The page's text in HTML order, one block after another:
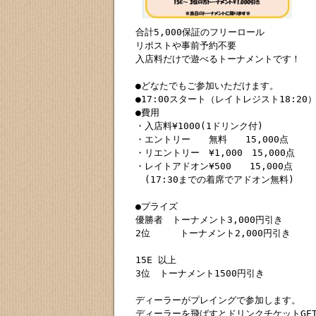
合計5,000保証のフリーロール
リポストや事前予約不要
入店料だけで遊べるトーナメントです！
●どなたでもご参加いただけます。
●17:00スタート（レイトレジスト18:20）
●費用
・入店料¥1000(1ドリンク付)
・エントリー　　無料　　15,000点
・リエントリー　¥1,000　15,000点
・レイトアドオン¥500　　15,000点
(17:30までの着席でアドオン無料)
●プライズ
優勝者　トーナメント3,000円引き
2位　　  トーナメント2,000円引き
15E 以上
3位　トーナメント1500円引き
ディーラーがプレイングで参加します。
ディーラーを飛ばすとドリンクチケット